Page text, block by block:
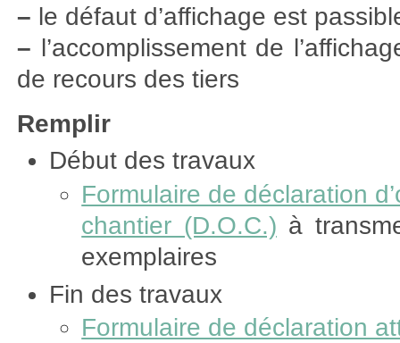
– le défaut d’affichage est
– l’accomplissement de
de recours des tiers
Remplir
Début des travaux
Formulaire de déclaration
chantier (D.O.C.) à
exemplaires
Fin des travaux
Formulaire de déclaration